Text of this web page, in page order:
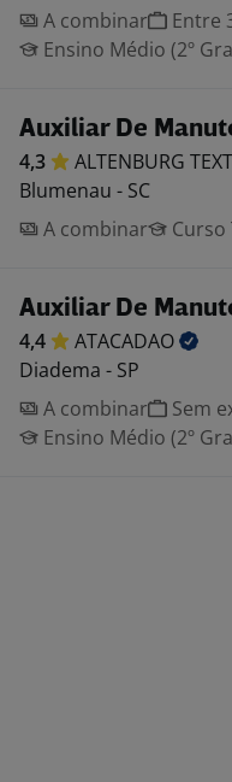
A combinar
Entre
Ensino Médio (2º
Auxiliar De
4,3 ALTENBURG
Blumenau - SC
A combinar
Curso
Auxiliar De
4,4
ATACADAO
Diadema - SP
A combinar
Sem
Ensino Médio (2º